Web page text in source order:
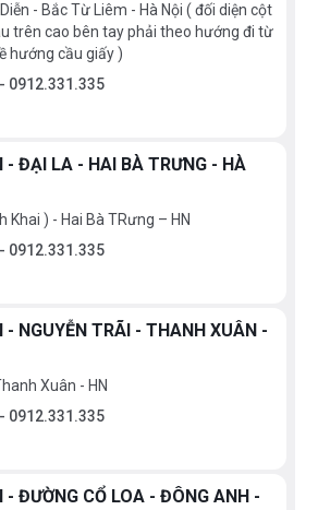
- Bắc Từ Liêm - Hà Nội ( đối diện cột
trên cao bên tay phải theo hướng đi từ
hướng cầu giấy )
- 0912.331.335
- ĐẠI LA - HAI BÀ TRƯNG - HÀ
Khai ) - Hai Bà TRưng – HN
- 0912.331.335
- NGUYỄN TRÃI - THANH XUÂN -
Xuân - HN
- 0912.331.335
- ĐƯỜNG CỔ LOA - ĐÔNG ANH -